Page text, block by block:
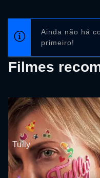
Ainda não há
primeiro!
Filmes
Tully